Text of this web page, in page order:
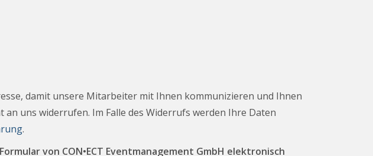
damit unsere Mitarbeiter mit Ihnen kommunizieren und Ihnen
uns widerrufen. Im Falle des Widerrufs werden Ihre Daten
.
von CON•ECT Eventmanagement GmbH elektronisch